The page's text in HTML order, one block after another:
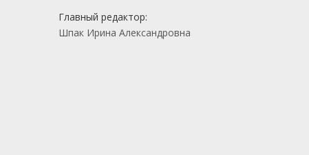
Главный редактор:
Шпак Ирина Александровна